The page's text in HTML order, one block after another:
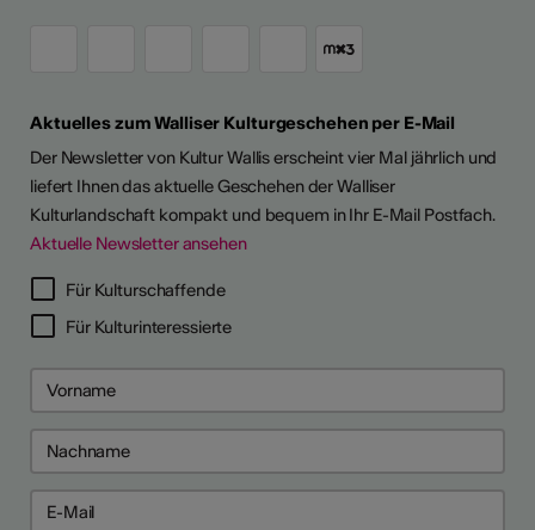
Aktuelles zum Walliser Kulturgeschehen per E-Mail
Der Newsletter von Kultur Wallis erscheint vier Mal jährlich und
liefert Ihnen das aktuelle Geschehen der Walliser
Kulturlandschaft kompakt und bequem in Ihr E-Mail Postfach.
Aktuelle Newsletter ansehen
Für Kulturschaffende
Für Kulturinteressierte